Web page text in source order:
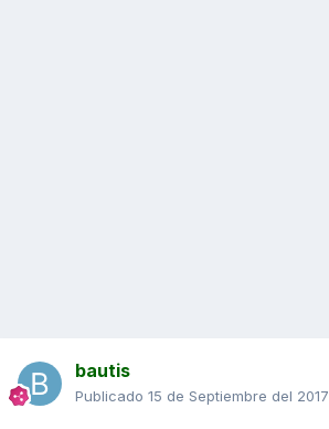
bautis
Publicado 15 de Septiembre del 2017